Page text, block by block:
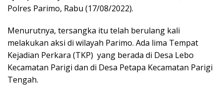
Polres Parimo, Rabu (17/08/2022).
Menurutnya, tersangka itu telah berulang kali
melakukan aksi di wilayah Parimo. Ada lima Tempat
Kejadian Perkara (TKP) yang berada di Desa Lebo
Kecamatan Parigi dan di Desa Petapa Kecamatan Parigi
Tengah.